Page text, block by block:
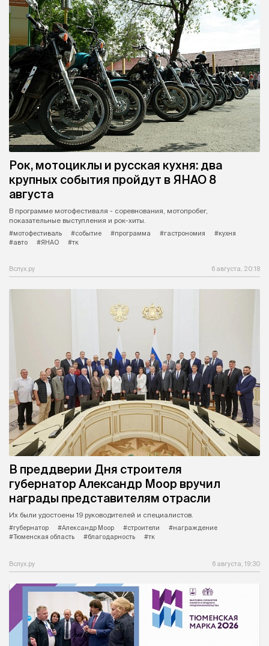
Рок, мотоциклы и русская кухня: два
крупных события пройдут в ЯНАО 8
августа
В программе мотофестиваля - соревнования, мотопробег,
показательные выступления и рок-хиты.
#мотофестиваль
#событие #программа #гастрономия
#кухня
#авто
#ЯНАО #тк
Вслух.ру 6 августа, 20:18
В преддверии Дня строителя
губернатор Александр Моор вручил
награды представителям отрасли
Их были удостоены 19 руководителей и специалистов.
#губернатор
#Александр Моор #строители
#награждение
#Тюменская область
#благодарность #тк
Вслух.ру 6 августа, 19:30